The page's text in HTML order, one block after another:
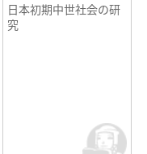
日本初期中世社会の研
究